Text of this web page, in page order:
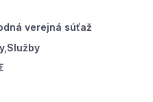
verejná súťaž